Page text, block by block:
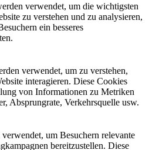
verwendet, um die wichtigsten
zu verstehen und zu analysieren,
ein besseres
verwendet, um zu verstehen,
interagieren. Diese Cookies
von Informationen zu Metriken
Absprungrate, Verkehrsquelle usw.
um Besuchern relevante
bereitzustellen. Diese